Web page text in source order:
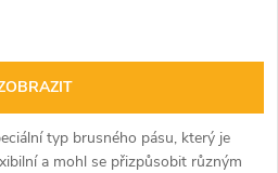
typ brusného pásu, který je
a mohl se přizpůsobit různým